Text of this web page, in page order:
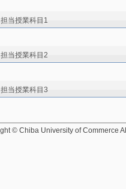
担当授業科目1
担当授業科目2
担当授業科目3